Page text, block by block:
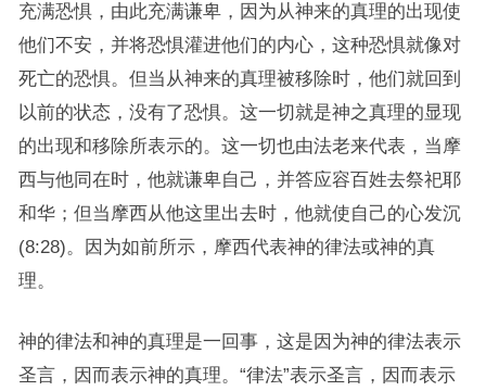
充满恐惧，由此充满谦卑，因为从神来的真理的出现使
他们不安，并将恐惧灌进他们的内心，这种恐惧就像对
死亡的恐惧。但当从神来的真理被移除时，他们就回到
以前的状态，没有了恐惧。这一切就是神之真理的显现
的出现和移除所表示的。这一切也由法老来代表，当摩
西与他同在时，他就谦卑自己，并答应容百姓去祭祀耶
和华；但当摩西从他这里出去时，他就使自己的心发沉
(8:28)。因为如前所示，摩西代表神的律法或神的真
理。
神的律法和神的真理是一回事，这是因为神的律法表示
圣言，因而表示神的真理。“律法”表示圣言，因而表示